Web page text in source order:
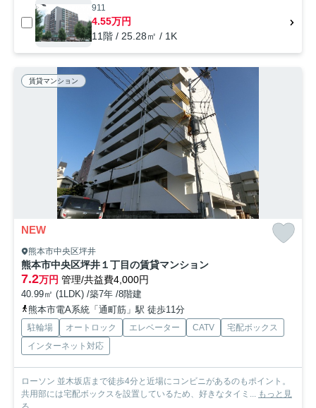
911
4.55万円
11階 / 25.28㎡ / 1K
賃貸マンション
NEW
熊本市中央区坪井
熊本市中央区坪井１丁目の賃貸マンション
7.2万円 管理/共益費4,000円
40.99㎡ (1LDK) /築7年 /8階建
熊本市電A系統「通町筋」駅 徒歩11分
駐輪場 オートロック エレベーター CATV
宅配ボックス
インターネット対応
ローソン 並木坂店まで徒歩4分と近場にコンビニがあるのもポイント。
共用部には宅配ボックスを設置しているため、好きなタイミ... もっと見